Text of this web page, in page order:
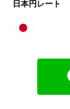
日本円レート